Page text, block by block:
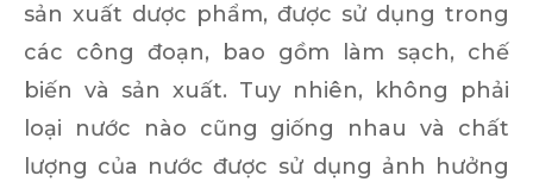
sản xuất dược phẩm, được sử dụng trong
các công đoạn, bao gồm làm sạch, chế
biến và sản xuất. Tuy nhiên, không phải
loại nước nào cũng giống nhau và chất
lượng của nước được sử dụng ảnh hưởng